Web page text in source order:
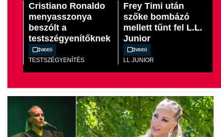
Cristiano Ronaldo
menyasszonya
beszólt a
testszégyenítőknek
Videó
TESTSZÉGYENÍTÉS
Frey Timi után
szőke bombázó
mellett tűnt fel L.L.
Junior
Videó
LL JUNIOR